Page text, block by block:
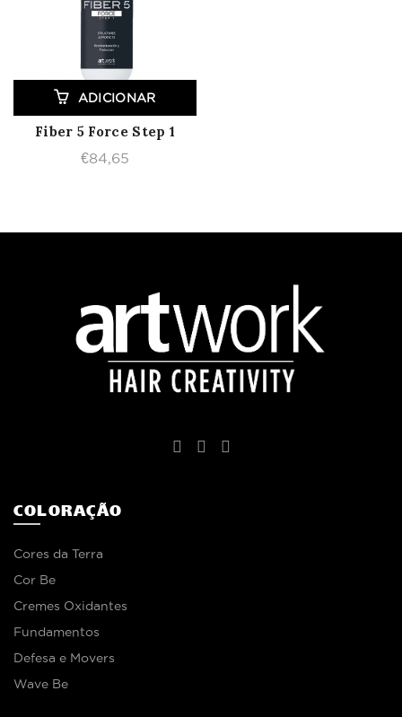
ADICIONAR
Fiber 5 Force Step 1
€84,65
COLORAÇÃO
Cores da Terra
Cor Be
Cremes Oxidantes
Fundamentos
Defesa e Movers
Wave Be